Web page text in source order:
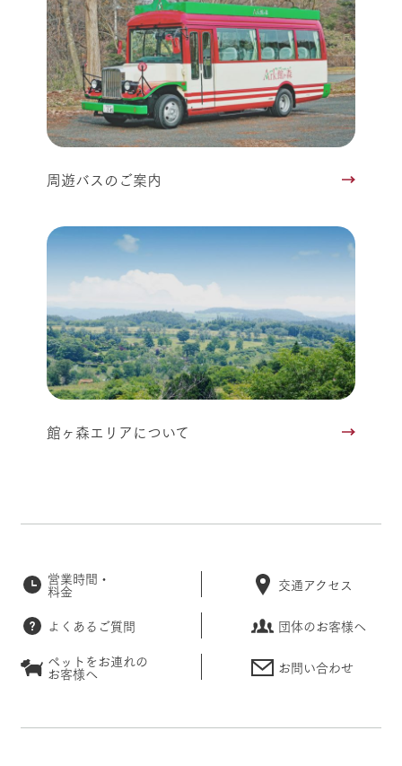
周遊バスのご案内
館ヶ森エリアについて
営業時間・
料金 交通アクセス
よくあるご質問
団体のお客様へ
ペットをお連れの
お客様へ お問い合わせ